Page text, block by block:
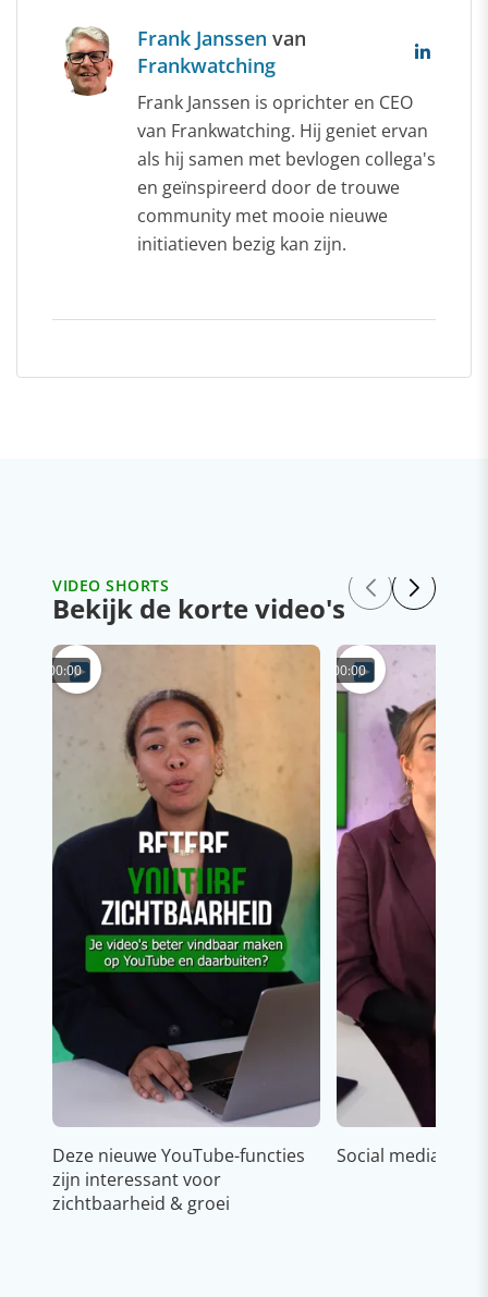
Frank Janssen van
Frankwatching
Frank Janssen is oprichter en CEO
van Frankwatching. Hij geniet ervan
als hij samen met bevlogen collega's
en geïnspireerd door de trouwe
community met mooie nieuwe
initiatieven bezig kan zijn.
VIDEO SHORTS
Bekijk de korte video's
00:00
Deze nieuwe YouTube-functies
zijn interessant voor
zichtbaarheid & groei
00:00
Social media